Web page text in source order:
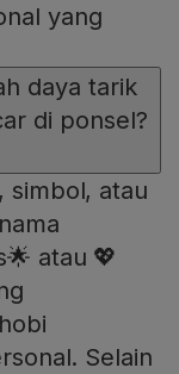
yang
daya tarik
di ponsel?
simbol, atau
atau 💖
Selain